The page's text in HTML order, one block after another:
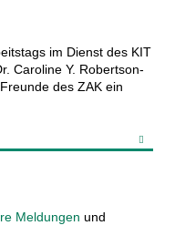
im Dienst des KIT
Caroline Y. Robertson-
des ZAK ein
Meldungen und